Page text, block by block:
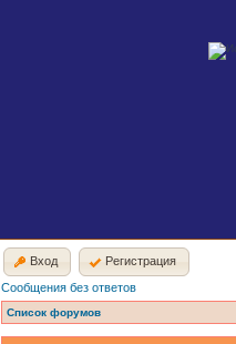
Вход Регистрация
Сообщения без ответов
Список форумов